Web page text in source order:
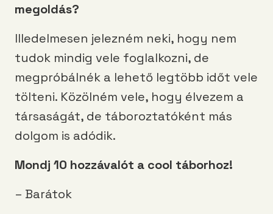
megoldás?
Illedelmesen jelezném neki, hogy nem
tudok mindig vele foglalkozni, de
megpróbálnék a lehető legtöbb időt vele
tölteni. Közölném vele, hogy élvezem a
társaságát, de táboroztatóként más
dolgom is adódik.
Mondj 10 hozzávalót a cool táborhoz!
– Barátok